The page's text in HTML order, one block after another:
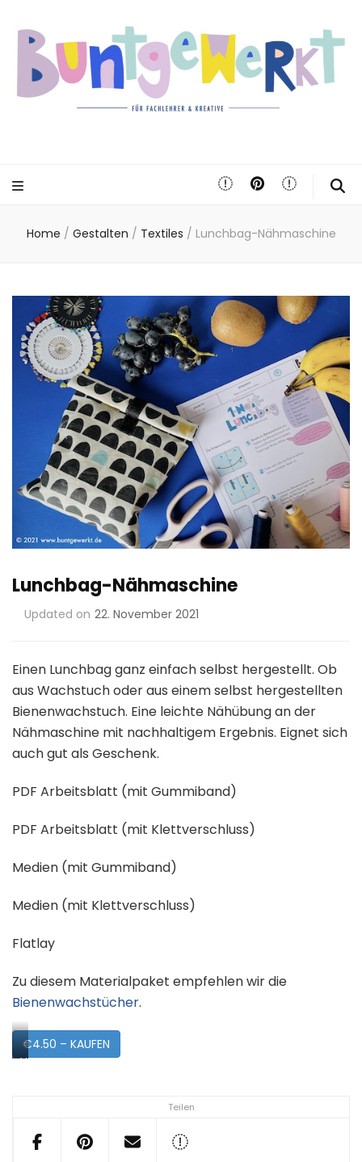
Home / Gestalten / Textiles / Lunchbag-Nähmaschine
Lunchbag-Nähmaschine
Updated on 22. November 2021
Teilen
Einen Lunchbag ganz einfach selbst hergestellt. Ob
aus Wachstuch oder aus einem selbst hergestellten
Bienenwachstuch. Eine leichte Nähübung an der
Nähmaschine mit nachhaltigem Ergebnis. Eignet sich
auch gut als Geschenk.
PDF Arbeitsblatt (mit Gummiband)
PDF Arbeitsblatt (mit Klettverschluss)
Medien (mit Gummiband)
Medien (mit Klettverschluss)
Flatlay
Zu diesem Materialpaket empfehlen wir die
Bienenwachstücher.
€4.50 – KAUFEN
Vorschau